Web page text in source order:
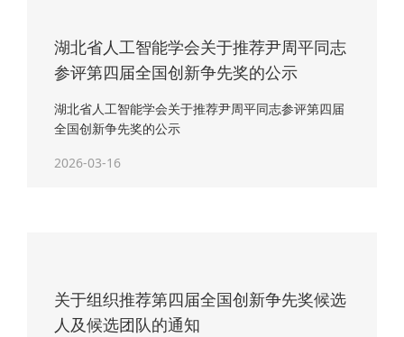
湖北省人工智能学会关于推荐尹周平同志
参评第四届全国创新争先奖的公示
湖北省人工智能学会关于推荐尹周平同志参评第四届
全国创新争先奖的公示
2026-03-16
关于组织推荐第四届全国创新争先奖候选
人及候选团队的通知